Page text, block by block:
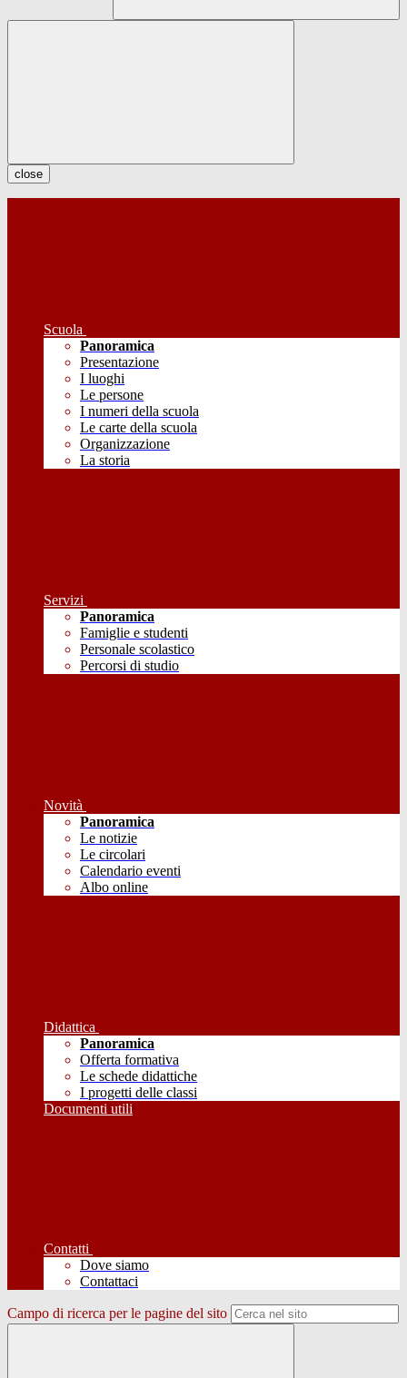
close
Scuola
Panoramica
Presentazione
I luoghi
Le persone
I numeri della scuola
Le carte della scuola
Organizzazione
La storia
Servizi
Panoramica
Famiglie e studenti
Personale scolastico
Percorsi di studio
Novità
Panoramica
Le notizie
Le circolari
Calendario eventi
Albo online
Didattica
Panoramica
Offerta formativa
Le schede didattiche
I progetti delle classi
Documenti utili
Contatti
Dove siamo
Contattaci
Campo di ricerca per le pagine del sito